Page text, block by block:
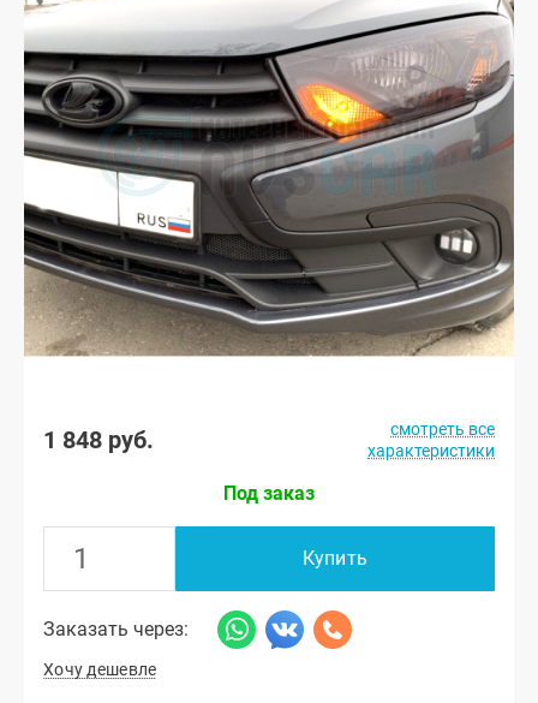
1 848 руб.
смотреть все
характеристики
Под заказ
Купить
Заказать через:
Хочу дешевле